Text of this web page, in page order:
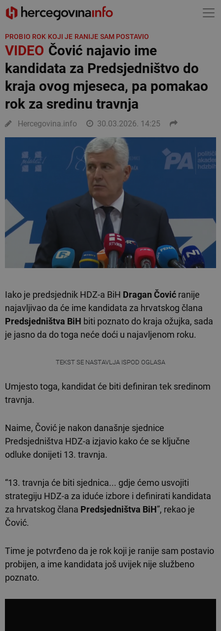
PROBIO ROK KOJI JE RANIJE SAM POSTAVIO
VIDEOČović najavio ime
kandidata za Predsjedništvo do
kraja ovog mjeseca, pa pomakao
rok za sredinu travnja
Hercegovina.info 30.03.2026. 14:25
Iako je predsjednik HDZ-a BiH Dragan Čović ranije
najavljivao da će ime kandidata za hrvatskog člana
Predsjedništva BiH biti poznato do kraja ožujka, sada
je jasno da do toga neće doći u najavljenom roku.
TEKST SE NASTAVLJA ISPOD OGLASA
Umjesto toga, kandidat će biti definiran tek sredinom
travnja.
Naime, Čović je nakon današnje sjednice
Predsjedništva HDZ-a izjavio kako će se ključne
odluke donijeti 13. travnja.
“13. travnja će biti sjednica... gdje ćemo usvojiti
strategiju HDZ-a za iduće izbore i definirati kandidata
za hrvatskog člana Predsjedništva BiH”, rekao je
Čović.
Time je potvrđeno da je rok koji je ranije sam postavio
probijen, a ime kandidata još uvijek nije službeno
poznato.